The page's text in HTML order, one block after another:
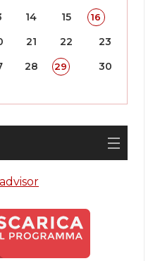
14 15 16
21 22
23
28 29
30